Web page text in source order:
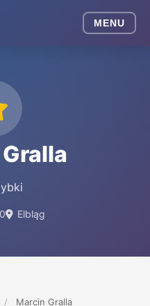
MENU
Elbląg
/ Marcin Gralla